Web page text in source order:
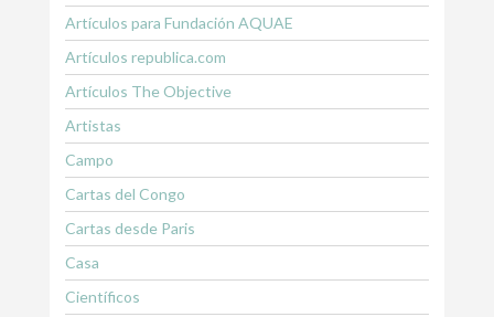
Artículos para Fundación AQUAE
Artículos republica.com
Artículos The Objective
Artistas
Campo
Cartas del Congo
Cartas desde Paris
Casa
Científicos